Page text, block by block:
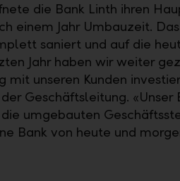
die Bank Linth ihren
einem Jahr Umbauzeit. Das
saniert und auf die
Jahr haben wir weiter
unseren Kunden
Geschäftsleitung. «Unser
umgebauten
Bank von heute und